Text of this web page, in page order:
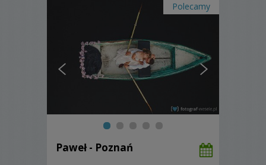
Polecamy
Paweł - Poznań